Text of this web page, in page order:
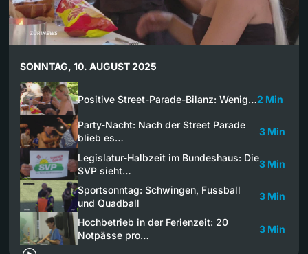
SONNTAG, 10. AUGUST 2025
Positive Street-Parade-Bilanz: Wenig…2 Min
Party-Nacht: Nach der Street Parade
blieb es…
3 Min
Legislatur-Halbzeit im Bundeshaus: Die
SVP sieht…
3 Min
Sportsonntag: Schwingen, Fussball
und Quadball
3 Min
Hochbetrieb in der Ferienzeit: 20
Notpässe pro…
3 Min